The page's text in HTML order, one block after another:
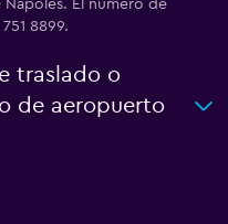
El número de
8899.
traslado o
de aeropuerto